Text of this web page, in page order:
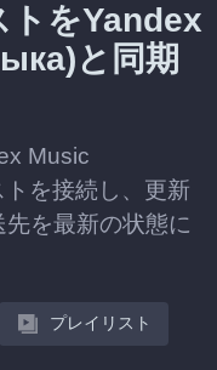
をYandex
と同期
Music
を接続し、更新
を最新の状態に
プレイリスト